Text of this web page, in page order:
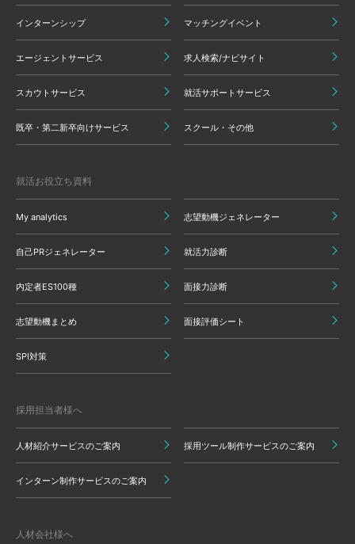
インターンシップ マッチングイベント
エージェントサービス 求人検索/ナビサイト
スカウトサービス 就活サポートサービス
既卒・第二新卒向けサービス スクール・その他
就活お役立ち資料
My analytics 志望動機ジェネレーター
自己PRジェネレーター 就活力診断
内定者ES100種 面接力診断
志望動機まとめ 面接評価シート
SPI対策
採用担当者様へ
人材紹介サービスのご案内 採用ツール制作サービスのご案内
インターン制作サービスのご案内
人材会社様へ